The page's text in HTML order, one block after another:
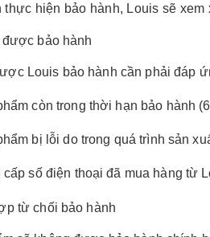
thực hiện bảo hành, Louis sẽ xem
bảo hành
Louis bảo hành cần phải đáp
còn trong thời hạn bảo hành
bị lỗi do trong quá trình sản
cấp số điện thoại đã mua hàng từ
từ chối bảo hành